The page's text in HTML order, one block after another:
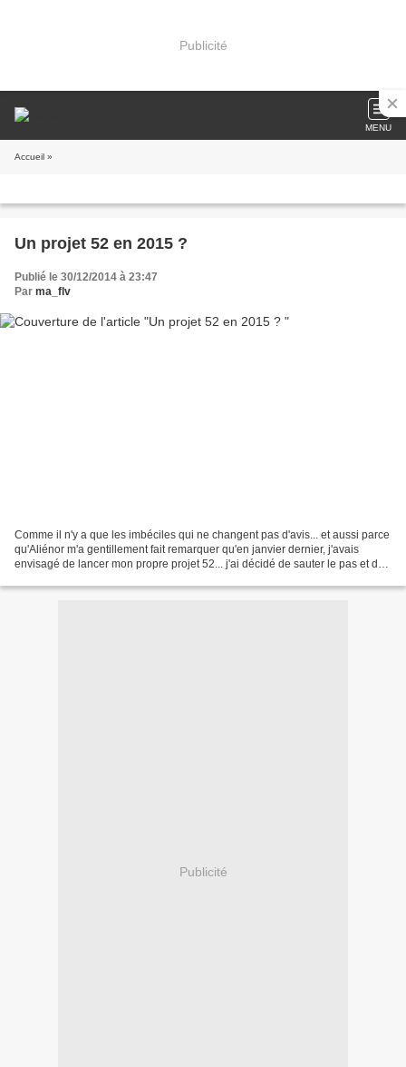
Publicité
MENU
Accueil »
Un projet 52 en 2015 ?
Publié le 30/12/2014 à 23:47
Par ma_flv
Comme il n'y a que les imbéciles qui ne changent pas d'avis... et aussi parce
qu'Aliénor m'a gentillement fait remarquer qu'en janvier dernier, j'avais
envisagé de lancer mon propre projet 52... j'ai décidé de sauter le pas et de
Publicité